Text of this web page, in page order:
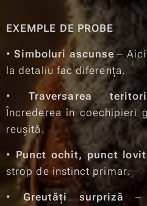
EXEMPLE DE PROBE
•Simboluri ascunse– Aici
la detaliu fac diferența.
• Traversarea
Încrederea în coechipieri
reușită.
• Punct ochit, punct lovit
strop de instinct primar.
•Greutăți surpriză –